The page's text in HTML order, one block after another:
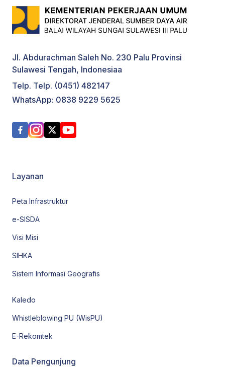
Jl. Abdurachman Saleh No. 230 Palu Provinsi
Sulawesi Tengah, Indonesiaa
Telp. Telp. (0451) 482147
WhatsApp: 0838 9229 5625
Layanan
Peta Infrastruktur
e-SISDA
Visi Misi
SIHKA
Sistem Informasi Geografis
Kaledo
Whistleblowing PU (WisPU)
E-Rekomtek
Data Pengunjung